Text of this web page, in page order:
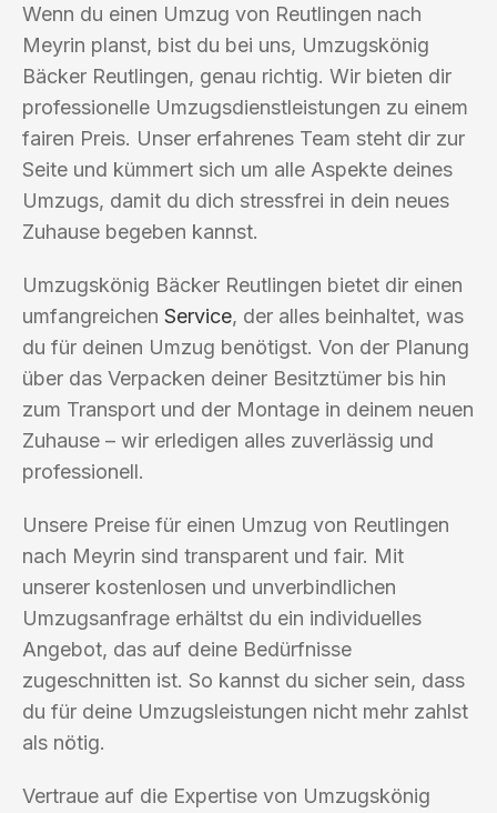
Wenn du einen Umzug von Reutlingen nach
Meyrin planst, bist du bei uns, Umzugskönig
Bäcker Reutlingen, genau richtig. Wir bieten dir
professionelle Umzugsdienstleistungen zu einem
fairen Preis. Unser erfahrenes Team steht dir zur
Seite und kümmert sich um alle Aspekte deines
Umzugs, damit du dich stressfrei in dein neues
Zuhause begeben kannst.
Umzugskönig Bäcker Reutlingen bietet dir einen
umfangreichen Service, der alles beinhaltet, was
du für deinen Umzug benötigst. Von der Planung
über das Verpacken deiner Besitztümer bis hin
zum Transport und der Montage in deinem neuen
Zuhause – wir erledigen alles zuverlässig und
professionell.
Unsere Preise für einen Umzug von Reutlingen
nach Meyrin sind transparent und fair. Mit
unserer kostenlosen und unverbindlichen
Umzugsanfrage erhältst du ein individuelles
Angebot, das auf deine Bedürfnisse
zugeschnitten ist. So kannst du sicher sein, dass
du für deine Umzugsleistungen nicht mehr zahlst
als nötig.
Vertraue auf die Expertise von Umzugskönig